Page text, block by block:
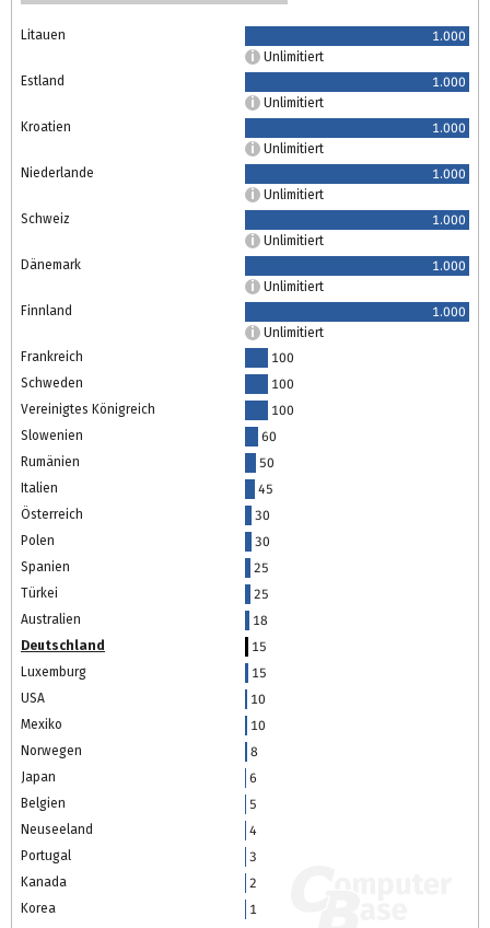
Litauen
1.000
Unlimitiert
Estland
1.000
Unlimitiert
Kroatien
1.000
Unlimitiert
Niederlande
1.000
Unlimitiert
Schweiz
1.000
Unlimitiert
Dänemark
1.000
Unlimitiert
Finnland
1.000
Unlimitiert
Frankreich
100
Schweden
100
Vereinigtes Königreich
100
Slowenien
60
Rumänien
50
Italien
45
Österreich
30
Polen
30
Spanien
25
Türkei
25
Australien
18
Deutschland
15
Luxemburg
15
USA
10
Mexiko
10
Norwegen
8
Japan
6
Belgien
5
Neuseeland
4
Portugal
3
Kanada
2
Korea
1